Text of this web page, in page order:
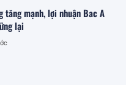
tăng mạnh, lợi nhuận Bac A
lại